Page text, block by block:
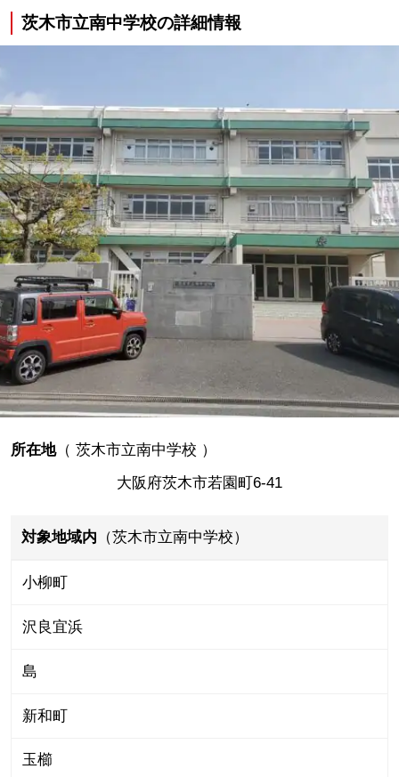
茨木市立南中学校の詳細情報
所在地（ 茨木市立南中学校 ）
大阪府茨木市若園町6-41
対象地域内 （茨木市立南中学校）
小柳町
沢良宜浜
島
新和町
玉櫛